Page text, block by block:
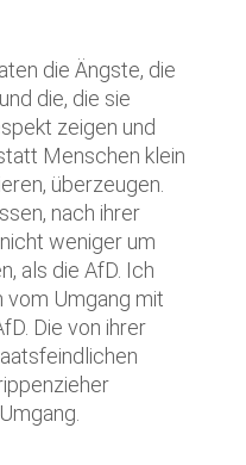
die Ängste, die
die, die sie
zeigen und
Menschen klein
überzeugen.
nach ihrer
weniger um
als die AfD. Ich
vom Umgang mit
Die von ihrer